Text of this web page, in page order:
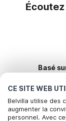
CE SITE WEB
Belvilla utilise des
augmenter la
personnel. Avec
Basé